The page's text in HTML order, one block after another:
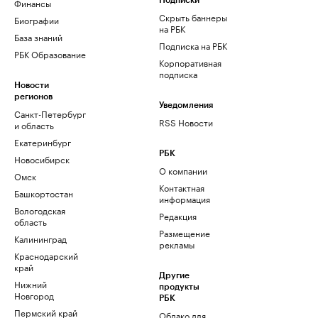
Биографии
База знаний
РБК Образование
Новости
регионов
Санкт-Петербург
и область
Екатеринбург
Новосибирск
Омск
Башкортостан
Вологодская
область
Калининград
Краснодарский
край
Нижний
Новгород
Пермский край
Скрыть баннеры
на РБК
Подписка на РБК
Корпоративная
подписка
Уведомления
RSS Новости
РБК
О компании
Контактная
информация
Редакция
Размещение
рекламы
Другие
продукты
РБК
Облако для